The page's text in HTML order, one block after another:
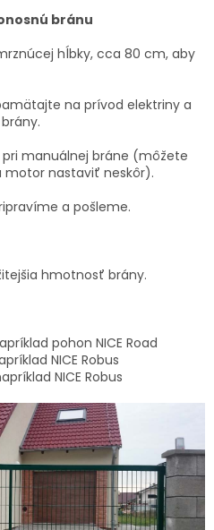
bránu
hĺbky, cca 80 cm, aby
na prívod elektriny a
manuálnej bráne (môžete
motor nastaviť neskôr).
a pošleme.
hmotnosť brány.
pohon NICE Road
NICE Robus
NICE Robus